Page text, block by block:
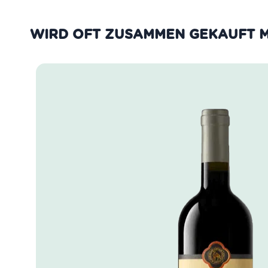
WIRD OFT ZUSAMMEN GEKAUFT